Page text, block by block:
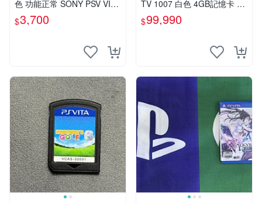
色 功能正常 SONY PSV VITA
主機 2000~3000型 二手功能
正常 賣3千5~4千也可用各式
$3,700
TV 1007 白色 4GB記憶卡 PS
3手把(白) 書盒完整 【台中恐
龍電玩】
$99,990